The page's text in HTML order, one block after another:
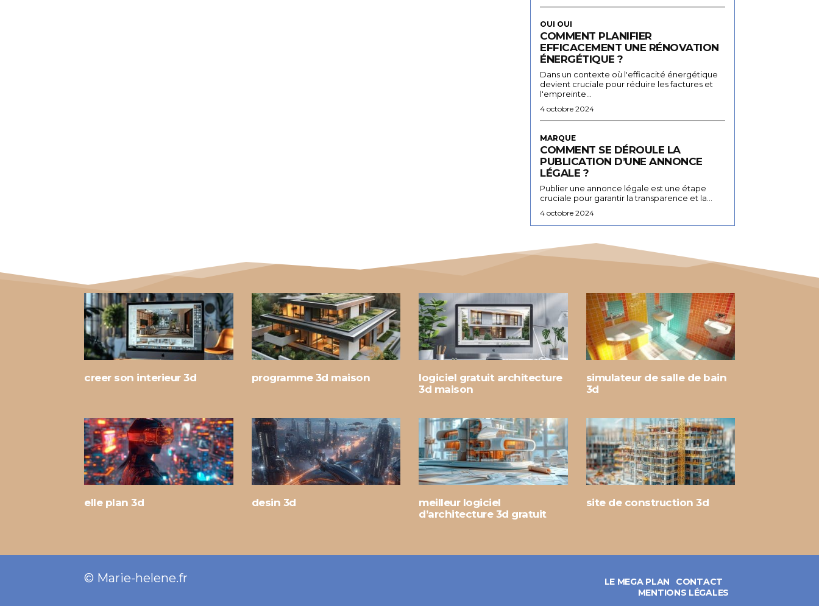
OUI OUI
COMMENT PLANIFIER
EFFICACEMENT UNE RÉNOVATION
ÉNERGÉTIQUE ?
Dans un contexte où l'efficacité énergétique
devient cruciale pour réduire les factures et
l'empreinte...
4 octobre 2024
MARQUE
COMMENT SE DÉROULE LA
PUBLICATION D’UNE ANNONCE
LÉGALE ?
Publier une annonce légale est une étape
cruciale pour garantir la transparence et la...
4 octobre 2024
creer son interieur 3d programme 3d maison
logiciel gratuit architecture
3d maison
simulateur de salle de bain
3d
elle plan 3d desin 3d
meilleur logiciel
d’architecture 3d gratuit
site de construction 3d
© Marie-helene.fr LE MEGA PLAN
CONTACT
MENTIONS LÉGALES